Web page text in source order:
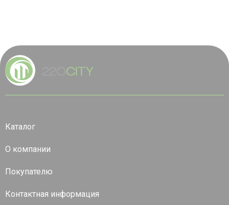
Каталог
О компании
Покупателю
Контактная информация